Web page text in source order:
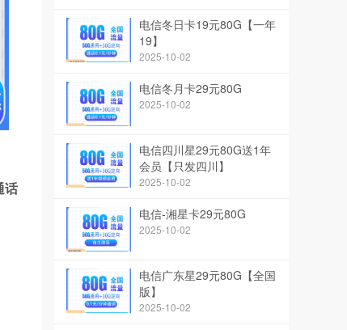
话
电信冬日卡19元80G【一年
19】
2025-10-02
电信冬月卡29元80G
2025-10-02
电信四川星29元80G送1年
会员【只发四川】
2025-10-02
电信-湘星卡29元80G
2025-10-02
电信广东星29元80G【全国
版】
2025-10-02